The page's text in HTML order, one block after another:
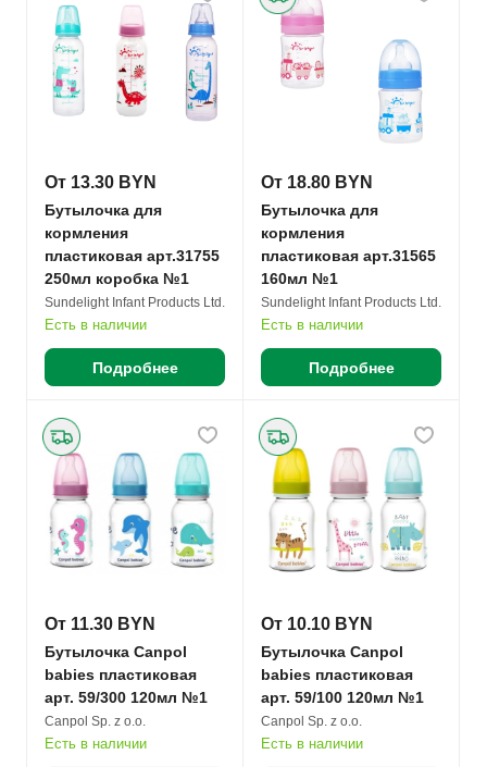
От 13.30 BYN
Бутылочка для
кормления
пластиковая арт.31755
250мл коробка №1
Sundelight Infant Products Ltd.
Есть в наличии
Подробнее
От 18.80 BYN
Бутылочка для
кормления
пластиковая арт.31565
160мл №1
Sundelight Infant Products Ltd.
Есть в наличии
Подробнее
От 11.30 BYN
Бутылочка Canpol
babies пластиковая
арт. 59/300 120мл №1
Canpol Sp. z o.o.
Есть в наличии
От 10.10 BYN
Бутылочка Canpol
babies пластиковая
арт. 59/100 120мл №1
Canpol Sp. z o.o.
Есть в наличии